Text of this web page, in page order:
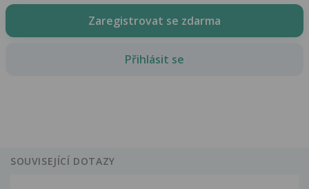
Zaregistrovat se zdarma
Přihlásit se
SOUVISEJÍCÍ DOTAZY